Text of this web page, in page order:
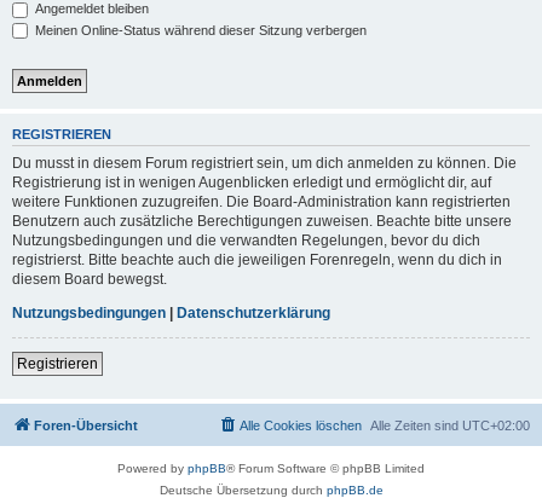
Angemeldet bleiben
Meinen Online-Status während dieser Sitzung verbergen
REGISTRIEREN
Du musst in diesem Forum registriert sein, um dich anmelden zu können. Die
Registrierung ist in wenigen Augenblicken erledigt und ermöglicht dir, auf
weitere Funktionen zuzugreifen. Die Board-Administration kann registrierten
Benutzern auch zusätzliche Berechtigungen zuweisen. Beachte bitte unsere
Nutzungsbedingungen und die verwandten Regelungen, bevor du dich
registrierst. Bitte beachte auch die jeweiligen Forenregeln, wenn du dich in
diesem Board bewegst.
Nutzungsbedingungen | Datenschutzerklärung
Registrieren
Foren-Übersicht Alle Zeiten sind UTC+02:00
Alle Cookies löschen
Powered by phpBB® Forum Software © phpBB Limited
Deutsche Übersetzung durch phpBB.de